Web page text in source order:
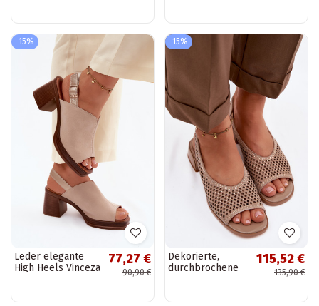
sandfarben
-15%
Leder elegante
High Heels Vinceza
77,27 €
90,90 €
-15%
Dekorierte,
durchbrochene
115,52 €
135,90 €